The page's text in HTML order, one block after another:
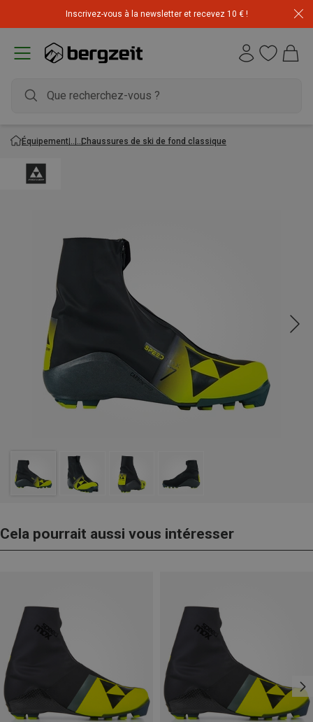
Inscrivez-vous à la newsletter et recevez 10 € !
Équipement Chaussures de ski de fond classique
Cela pourrait aussi vous intéresser